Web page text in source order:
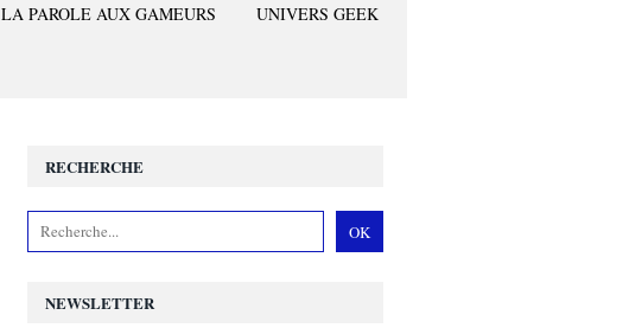
LA PAROLE AUX GAMEURS UNIVERS GEEK
NEWSLETTER
RECHERCHE